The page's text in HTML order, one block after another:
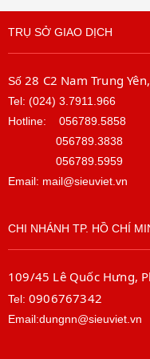
TRỤ SỞ GIAO DỊCH
Số 28 C2 Nam Trung
Tel: (024) 3.7911.966
Hotline: 056789.5858
056789.3838
056789.5959
Email: mail@sieuviet.vn
CHI NHÁNH TP. HỒ CHÍ
109/45 Lê Quốc Hưng,
Tel: 0906767342
Email:dungnn@sieuviet.vn